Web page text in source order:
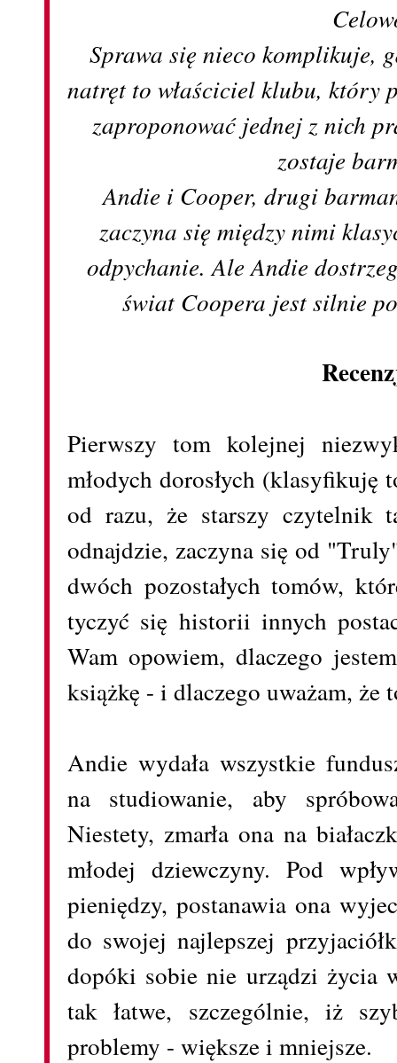
Sprawa się nieco komplikuje,
natręt to właściciel klubu, który
zaproponować jednej z nich
zostaje
Andie i Cooper, drugi
zaczyna się między nimi
odpychanie. Ale Andie
świat Coopera jest silnie
Pierwszy tom kolejnej
młodych dorosłych (klasyfikuję
od razu, że starszy czytelnik
odnajdzie, zaczyna się od
dwóch pozostałych tomów,
tyczyć się historii innych
Wam opowiem, dlaczego
książkę - i dlaczego uważam, że
Andie wydała wszystkie
na studiowanie, aby
Niestety, zmarła ona na
młodej dziewczyny. Pod
pieniędzy, postanawia ona
do swojej najlepszej
dopóki sobie nie urządzi życia
tak łatwe, szczególnie, iż
problemy - większe i mniejsze.